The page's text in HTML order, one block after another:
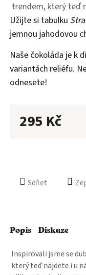
295 Kč
trendem, který teď
Užijte si tabulku
jemnou jahodovou
Naše čokoláda je k
variantách reliéfu.
odnesete!
Sdílet
Popis Diskuze
Inspirovali jsme se
který teď najdete i u